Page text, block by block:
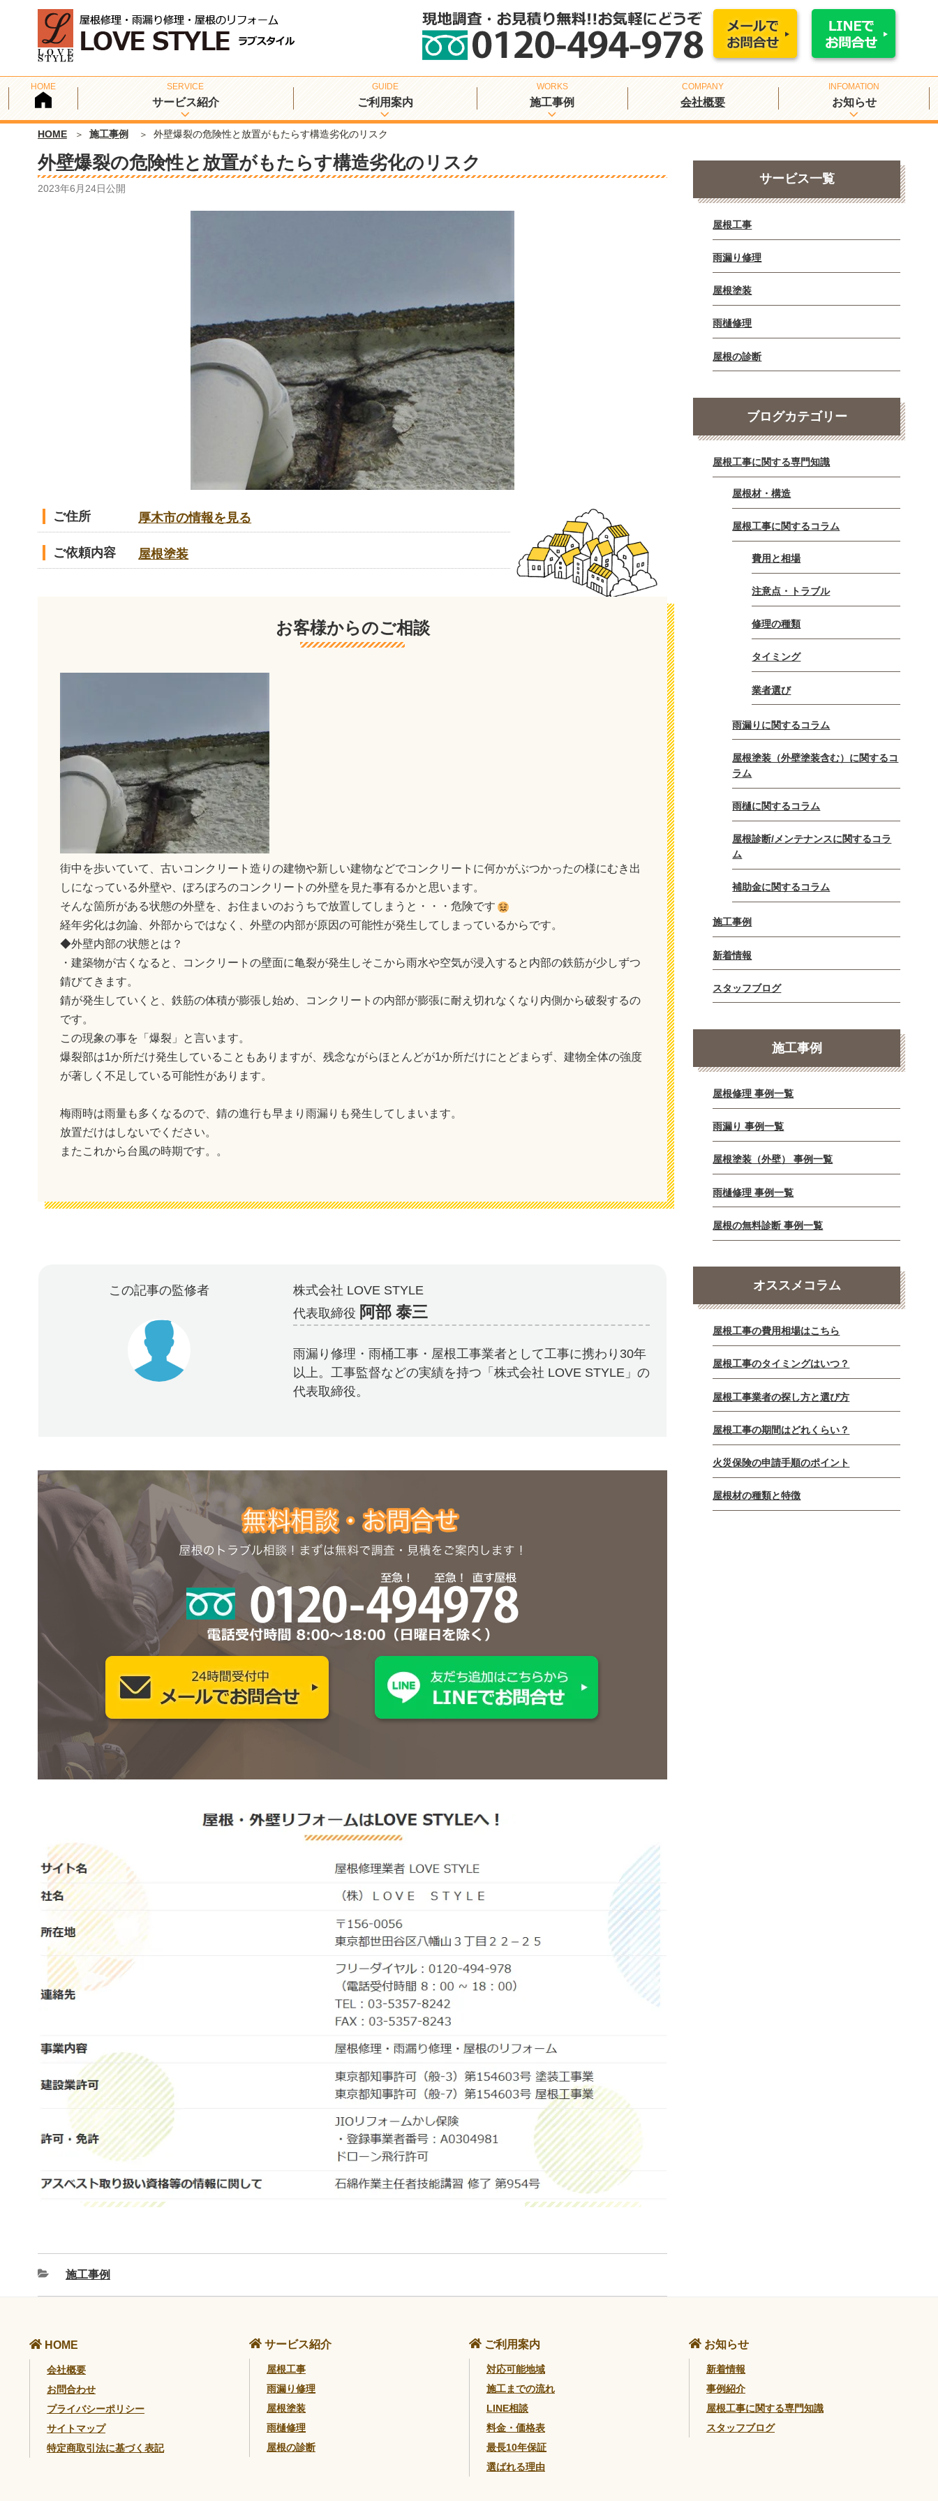
サービス紹介 ご利用案内 施工事例 会社概要 お知らせ
HOME 施工事例 外壁爆裂の危険性と放置がもたらす構造劣化のリスク
外壁爆裂の危険性と放置がもたらす構造劣化のリスク
2023年6月24日公開
ご住所 厚木市の情報を見る
ご依頼内容 屋根塗装
お客様からのご相談
街中を歩いていて、古いコンクリート造りの建物や新しい建物などでコンクリートに何かがぶつかったの様にむき出
しになっている外壁や、ぼろぼろのコンクリートの外壁を見た事有るかと思います。
そんな箇所がある状態の外壁を、お住まいのおうちで放置してしまうと・・・危険です
経年劣化は勿論、外部からではなく、外壁の内部が原因の可能性が発生してしまっているからです。
◆外壁内部の状態とは？
・建築物が古くなると、コンクリートの壁面に亀裂が発生しそこから雨水や空気が浸入すると内部の鉄筋が少しずつ
錆びてきます。
錆が発生していくと、鉄筋の体積が膨張し始め、コンクリートの内部が膨張に耐え切れなくなり内側から破裂するの
です。
この現象の事を「爆裂」と言います。
爆裂部は1か所だけ発生していることもありますが、残念ながらほとんどが1か所だけにとどまらず、建物全体の強度
が著しく不足している可能性があります。
梅雨時は雨量も多くなるので、錆の進行も早まり雨漏りも発生してしまいます。
放置だけはしないでください。
またこれから台風の時期です。。
この記事の監修者
株式会社 LOVE STYLE
代表取締役 阿部 泰三
雨漏り修理・雨桶工事・屋根工事業者として工事に携わり30年
以上。工事監督などの実績を持つ「株式会社 LOVE STYLE」の
代表取締役。
施工事例
サービス一覧
屋根工事
雨漏り修理
屋根塗装
雨樋修理
屋根の診断
ブログカテゴリー
屋根工事に関する専門知識
屋根材・構造
屋根工事に関するコラム
費用と相場
注意点・トラブル
修理の種類
タイミング
業者選び
雨漏りに関するコラム
屋根塗装（外壁塗装含む）に関するコ
ラム
雨樋に関するコラム
屋根診断/メンテナンスに関するコラ
ム
補助金に関するコラム
施工事例
新着情報
スタッフブログ
施工事例
屋根修理 事例一覧
雨漏り 事例一覧
屋根塗装（外壁） 事例一覧
雨樋修理 事例一覧
屋根の無料診断 事例一覧
オススメコラム
屋根工事の費用相場はこちら
屋根工事のタイミングはいつ？
屋根工事業者の探し方と選び方
屋根工事の期間はどれくらい？
火災保険の申請手順のポイント
屋根材の種類と特徴
HOME
会社概要
お問合わせ
プライバシーポリシー
サイトマップ
特定商取引法に基づく表記
サービス紹介
屋根工事
雨漏り修理
屋根塗装
雨樋修理
屋根の診断
ご利用案内
対応可能地域
施工までの流れ
LINE相談
料金・価格表
最長10年保証
選ばれる理由
お知らせ
新着情報
事例紹介
屋根工事に関する専門知識
スタッフブログ